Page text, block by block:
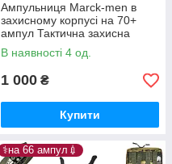
Ампульниця Marck-men в
захисному корпусі на 70+
ампул Тактична захисна
армійська Ампульниця в
медрюкзак, в медсумку ХАКІ
В наявності 4 од.
1 000 ₴
Купити
⚕️на 66 ампул💉